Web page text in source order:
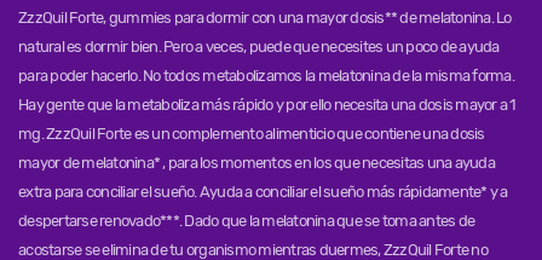
ZzzQuil Forte, gummies para dormir con una mayor dosis** de melatonina. Lo
natural es dormir bien. Pero a veces, puede que necesites un poco de ayuda
para poder hacerlo. No todos metabolizamos la melatonina de la misma forma.
Hay gente que la metaboliza más rápido y por ello necesita una dosis mayor a 1
mg. ZzzQuil Forte es un complemento alimenticio que contiene una dosis
mayor de melatonina* , para los momentos en los que necesitas una ayuda
extra para conciliar el sueño. Ayuda a conciliar el sueño más rápidamente* y a
despertarse renovado***. Dado que la melatonina que se toma antes de
acostarse se elimina de tu organismo mientras duermes, ZzzQuil Forte no